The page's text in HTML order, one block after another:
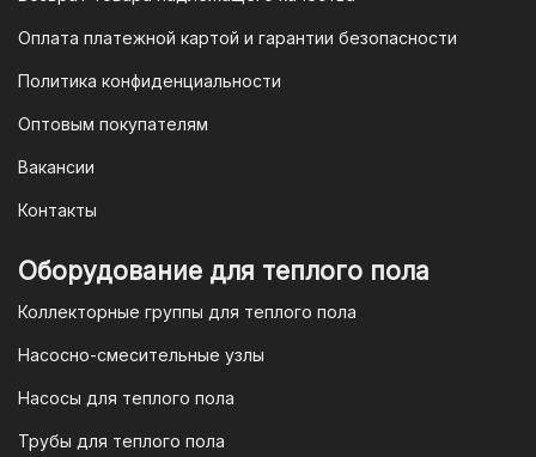
3. Оплата по QR-коду
— это QR-код. После оформления
заказа мы предоставим вам
уникальный QR-код, который можно
приложении вашего банка. Это быстро,
удобно и безопасно.
юридических лиц
Для наших корпоративных клиентов
мы предлагаем безналичную оплату по
Оплата платежной картой и гарантии безопасности
Политика конфиденциальности
Оптовым покупателям
Вакансии
Контакты
Оборудование для теплого пола
Коллекторные группы для теплого пола
Насосно-смесительные узлы
Насосы для теплого пола
Трубы для теплого пола